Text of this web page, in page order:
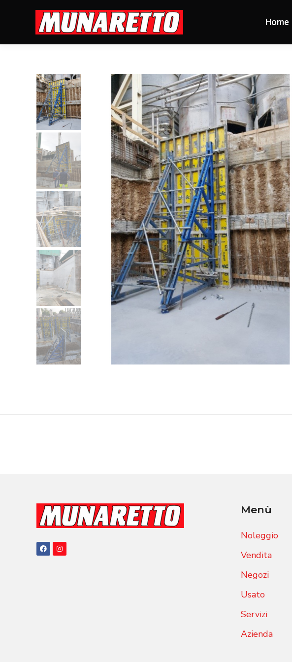
Home
Menù
Noleggio
Vendita
Negozi
Usato
Servizi
Azienda